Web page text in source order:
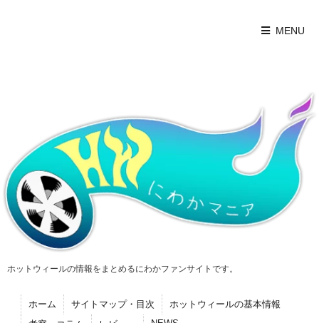
MENU
ホットウィールの情報をまとめるにわかファンサイトです。
ホーム サイトマップ・目次
ホットウィールの基本情報